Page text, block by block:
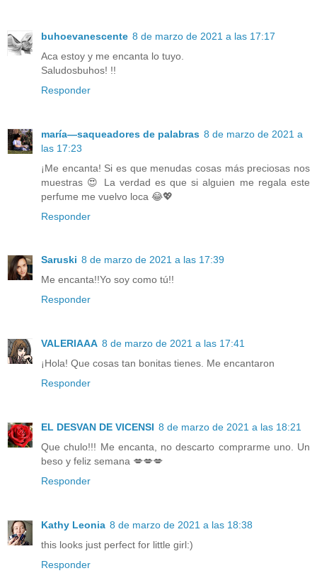
buhoevanescente 8 de marzo de 2021 a las 17:17
Aca estoy y me encanta lo tuyo.
Saludosbuhos! !!
Responder
maría—saqueadores de palabras 8 de marzo de 2021 a
las 17:23
¡Me encanta! Si es que menudas cosas más preciosas nos
muestras 😍 La verdad es que si alguien me regala este
perfume me vuelvo loca 😂💖
Responder
Saruski 8 de marzo de 2021 a las 17:39
Me encanta!!Yo soy como tú!!
Responder
VALERIAAA 8 de marzo de 2021 a las 17:41
¡Hola! Que cosas tan bonitas tienes. Me encantaron
Responder
EL DESVAN DE VICENSI 8 de marzo de 2021 a las 18:21
Que chulo!!! Me encanta, no descarto comprarme uno. Un
beso y feliz semana 💋💋💋
Responder
Kathy Leonia 8 de marzo de 2021 a las 18:38
this looks just perfect for little girl:)
Responder